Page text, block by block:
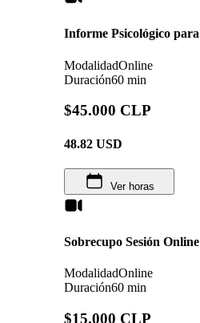
Informe Psicológico
ModalidadOnline
Duración60 min
$45.000 CLP
48.82 USD
Ver horas
Sobrecupo Sesión Online
ModalidadOnline
Duración60 min
$15.000 CLP